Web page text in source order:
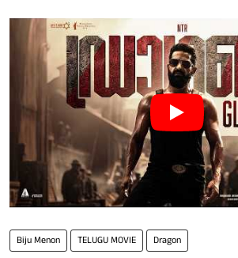
Biju Menon TELUGU MOVIE Dragon